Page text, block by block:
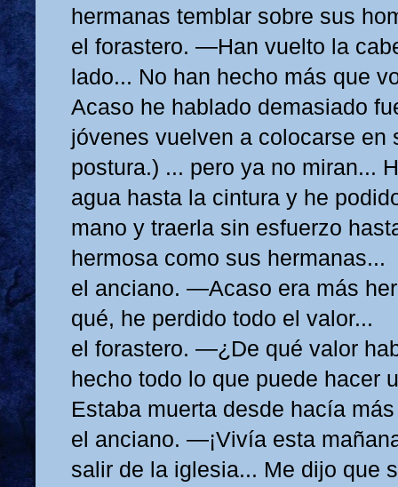
hermanas temblar sobre sus
el forastero. —Han vuelto la
lado... No han hecho más que
Acaso he hablado demasiado
jóvenes vuelven a colocarse en
postura.) ... pero ya no miran...
agua hasta la cintura y he
mano y traerla sin esfuerzo
hermosa como sus hermanas...
el anciano. —Acaso era más
qué, he perdido todo el valor...
el forastero. —¿De qué valor
hecho todo lo que puede hacer
Estaba muerta desde hacía
el anciano. —¡Vivía esta
salir de la iglesia... Me dijo que